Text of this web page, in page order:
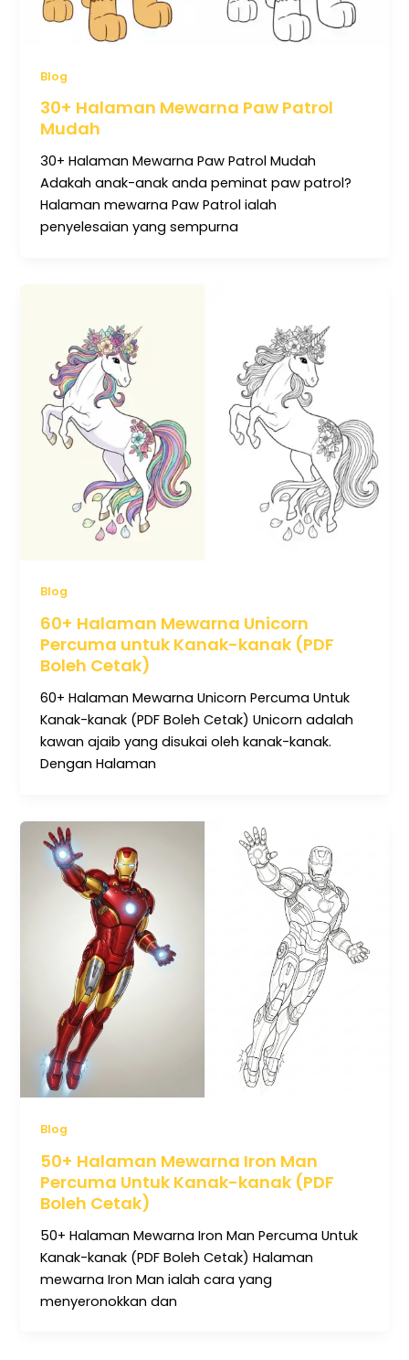
Blog
30+ Halaman Mewarna Paw Patrol
Mudah
30+ Halaman Mewarna Paw Patrol Mudah
Adakah anak-anak anda peminat paw patrol?
Halaman mewarna Paw Patrol ialah
penyelesaian yang sempurna
Blog
60+ Halaman Mewarna Unicorn
Percuma untuk Kanak-kanak (PDF
Boleh Cetak)
60+ Halaman Mewarna Unicorn Percuma Untuk
Kanak-kanak (PDF Boleh Cetak) Unicorn adalah
kawan ajaib yang disukai oleh kanak-kanak.
Dengan Halaman
Blog
50+ Halaman Mewarna Iron Man
Percuma Untuk Kanak-kanak (PDF
Boleh Cetak)
50+ Halaman Mewarna Iron Man Percuma Untuk
Kanak-kanak (PDF Boleh Cetak) Halaman
mewarna Iron Man ialah cara yang
menyeronokkan dan